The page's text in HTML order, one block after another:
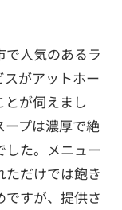
で人気のあるラ
がアットホー
が伺えまし
ープは濃厚で絶
した。メニュー
ただけでは飽き
ですが、提供さ